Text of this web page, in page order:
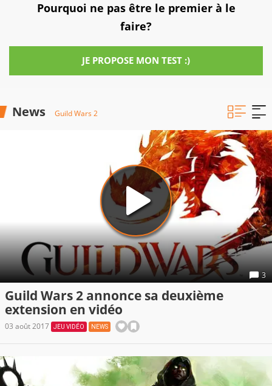
Pourquoi ne pas être le premier à le
faire?
JE PROPOSE MON TEST :)
News Guild Wars 2
3
Guild Wars 2 annonce sa deuxième
extension en vidéo
03 août 2017 JEU VIDÉO NEWS